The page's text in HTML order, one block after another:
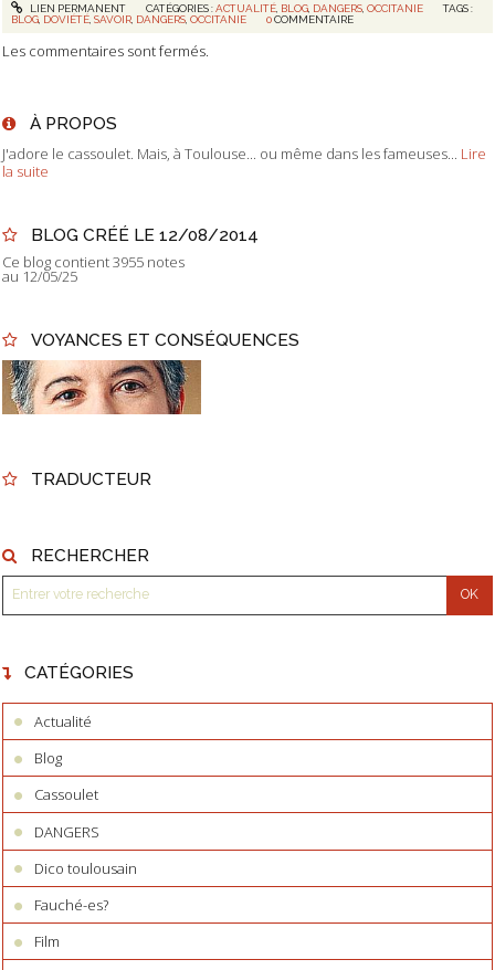
LIEN PERMANENT CATÉGORIES :ACTUALITÉ, BLOG, DANGERS, OCCITANIE
TAGS :
BLOG DOVIÉTÉ ,SAVOIR DANGERS ,OCCITANIE 0 COMMENTAIRE
Les commentaires sont fermés.
À PROPOS
J'adore le cassoulet. Mais, à Toulouse... ou même dans les fameuses...
Lire
la suite
BLOG CRÉÉ LE 12/08/2014
Ce blog contient 3955 notes
au 12/05/25
VOYANCES ET CONSÉQUENCES
TRADUCTEUR
RECHERCHER
CATÉGORIES
Actualité
Blog
Cassoulet
DANGERS
Dico toulousain
Fauché-es?
Film